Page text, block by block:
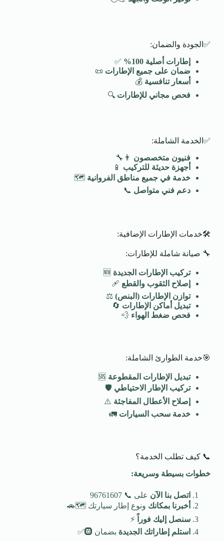
✅الجودة والضمان:
إطارات أصلية 100
%
✅
ضمان على جميع الإطارات 📜
أسعار تنافسية 💰
فحص مجاني للإطارات 🔍
✅الخدمة الشاملة:
فنيون متخصصون 👨‍🔧
أجهزة حديثة للتركيب 📱
خدمة في جميع مناطق الفروانية 🗺️
دعم فني متواصل 📞
🛠️خدمات الإطارات الإضافية:
🔧 صيانة شاملة للإطارات:
تركيب الإطارات الجديدة
إصلاح الثقوب والقطع 🩹
توازن الإطارات (البنص)⚖️
تبديل أماكن الإطارات 🔄
فحص ضغط الهواء 💨
🎯خدمة الطوارئ الشاملة:
تبديل الإطارات المقطوعة
تركيب الإطار الاحتياطي 🛡️
إصلاح الأعطال المفاجئة ⚠️
خدمة سحب السيارات 🚛
📞 كيف تطلب الخدمة؟
خطوات بسيطة وسريعة:
اتصل بنا الآن على 📞 96761607
أخبرنا بمكانك ونوع إطار سيارتك 🗺️🚗
سنصل إليك فوراً
⚡
استلم إطاراتك الجديدة بضمان 🛞✅